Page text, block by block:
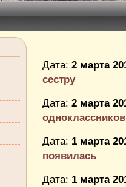
Дата: 2 марта
сестру
Дата: 2 марта
одноклассников
Дата: 1 марта
появилась
Дата: 1 марта